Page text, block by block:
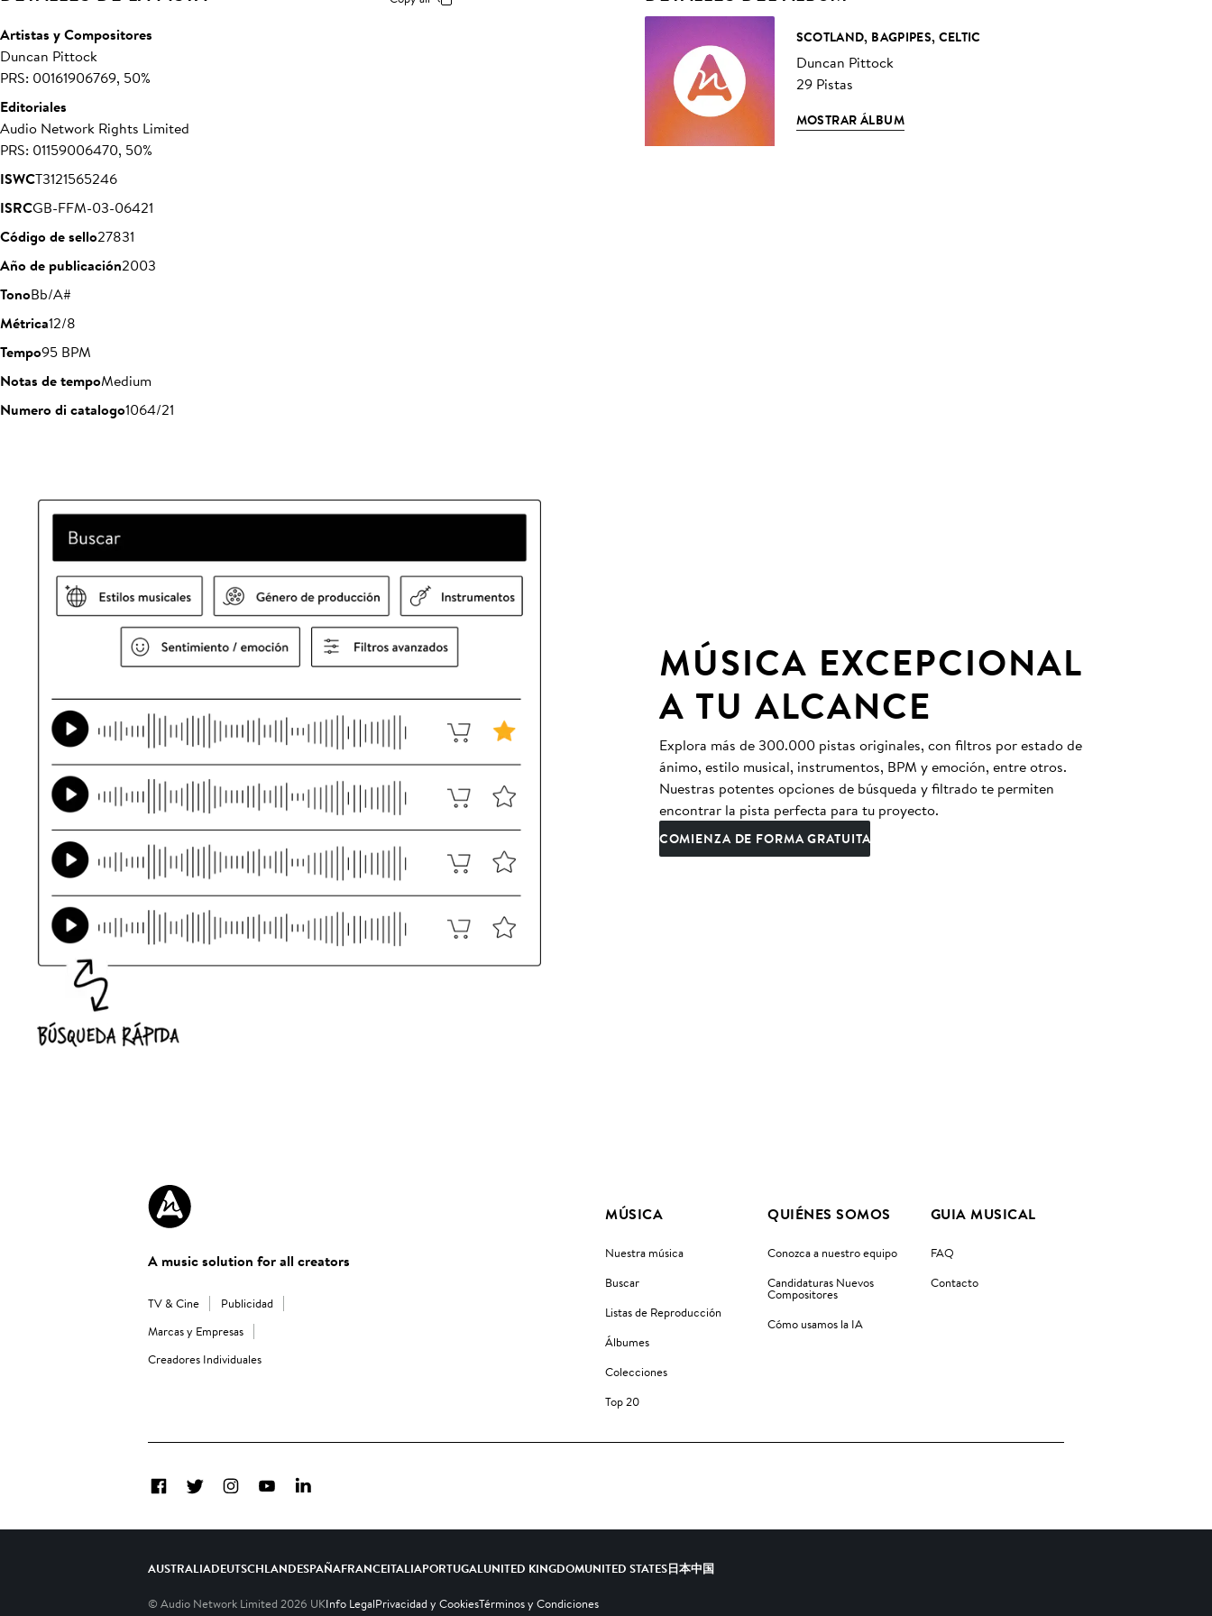
Artistas y Compositores
Duncan Pittock
PRS: 00161906769, 50%
Editoriales
Audio Network Rights Limited
PRS: 01159006470, 50%
ISWCT3121565246
ISRCGB-FFM-03-06421
Código de sello27831
Año de publicación2003
TonoBb/A#
Métrica12/8
Tempo95 BPM
Notas de tempoMedium
Numero di catalogo1064/21
SCOTLAND, BAGPIPES, CELTIC
Duncan Pittock
29 Pistas
MOSTRAR ÁLBUM
MÚSICA EXCEPCIONAL
A TU ALCANCE
Explora más de 300.000 pistas originales, con filtros por estado de
ánimo, estilo musical, instrumentos, BPM y emoción, entre otros.
Nuestras potentes opciones de búsqueda y filtrado te permiten
encontrar la pista perfecta para tu proyecto.
COMIENZA DE FORMA GRATUITA
A music solution for all creators
TV & Cine
Publicidad
Marcas y Empresas
Creadores Individuales
MÚSICA
Nuestra música
Buscar
Listas de Reproducción
Álbumes
Colecciones
Top 20
QUIÉNES SOMOS
Conozca a nuestro equipo
Candidaturas Nuevos
Compositores
Cómo usamos la IA
GUIA MUSICAL
FAQ
Contacto
FacebookTwitterInstagramYouTubeLinkedIn
AUSTRALIADEUTSCHLANDESPAÑAFRANCEITALIAPORTUGALUNITED KINGDOMUNITED STATES日本中国
© Audio Network Limited 2026 UKInfo LegalPrivacidad y CookiesTérminos y Condiciones